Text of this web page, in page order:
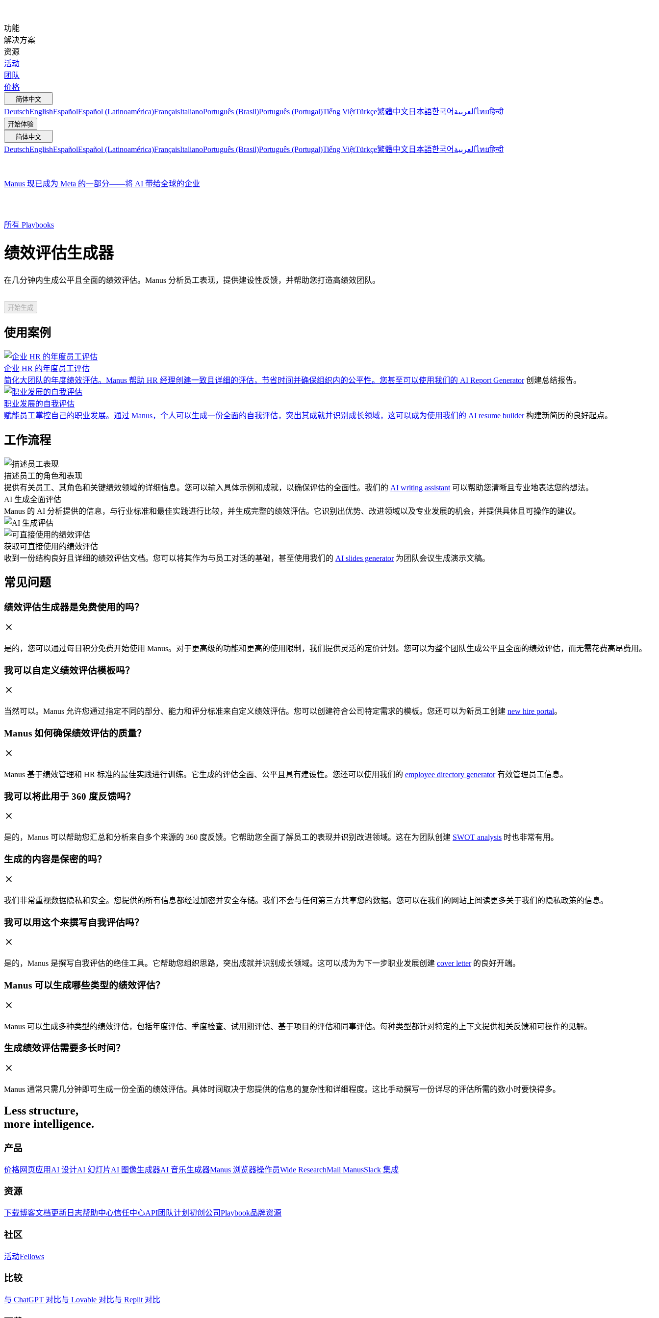
功能
解决方案
资源
活动
团队
价格
简体中文
DeutschEnglishEspañolEspañol (Latinoamérica)FrançaisItalianoPortuguês (Brasil)Português (Portugal)Tiếng ViệtTürkçe繁體中文 日本語한국어 العربيةไทยहिन्दी
开始体验
简体中文
DeutschEnglishEspañolEspañol (Latinoamérica)FrançaisItalianoPortuguês (Brasil)Português (Portugal)Tiếng ViệtTürkçe繁體中文 日本語한국어 العربيةไทยहिन्दी
Manus 现已成为 Meta 的一部分——将 AI 带给全球的企业
所有 Playbooks
绩效评估生成器
在几分钟内生成公平且全面的绩效评估。Manus 分析员工表现，提供建设性反馈，并帮助您打造高绩效团队。
开始生成
使用案例
企业 HR 的年度员工评估
简化大团队的年度绩效评估。Manus 帮助 HR 经理创建一致且详细的评估，节省时间并确保组织内的公平性。您甚至可以使用我们的 AI Report Generator创建总结报告。
职业发展的自我评估
赋能员工掌控自己的职业发展。通过 Manus，个人可以生成一份全面的自我评估，突出其成就并识别成长领域，这可以成为使用我们的 AI resume builder构建新简历的良好起点。
工作流程
描述员工的角色和表现
提供有关员工、其角色和关键绩效领域的详细信息。您可以输入具体示例和成就，以确保评估的全面性。我们的 AI writing assistant 可以帮助您清晰且专业地表达您的想法。
AI 生成全面评估
Manus 的 AI 分析提供的信息，与行业标准和最佳实践进行比较，并生成完整的绩效评估。它识别出优势、改进领域以及专业发展的机会，并提供具体且可操作的建议。
获取可直接使用的绩效评估
收到一份结构良好且详细的绩效评估文档。您可以将其作为与员工对话的基础，甚至使用我们的 AI slides generator为团队会议生成演示文稿。
常见问题
绩效评估生成器是免费使用的吗？
是的，您可以通过每日积分免费开始使用 Manus。对于更高级的功能和更高的使用限制，我们提供灵活的定价计划。您可以为整个团队生成公平且全面的绩效评估，而无需花费高昂费用。
我可以自定义绩效评估模板吗？
当然可以。Manus 允许您通过指定不同的部分、能力和评分标准来自定义绩效评估。您可以创建符合公司特定需求的模板。您还可以为新员工创建 new hire portal。
Manus 如何确保绩效评估的质量？
Manus 基于绩效管理和 HR 标准的最佳实践进行训练。它生成的评估全面、公平且具有建设性。您还可以使用我们的 employee directory generator有效管理员工信息。
我可以将此用于 360 度反馈吗？
是的，Manus 可以帮助您汇总和分析来自多个来源的 360 度反馈。它帮助您全面了解员工的表现并识别改进领域。这在为团队创建 SWOT analysis 时也非常有用。
生成的内容是保密的吗？
我们非常重视数据隐私和安全。您提供的所有信息都经过加密并安全存储。我们不会与任何第三方共享您的数据。您可以在我们的网站上阅读更多关于我们的隐私政策的信息。
我可以用这个来撰写自我评估吗？
是的，Manus 是撰写自我评估的绝佳工具。它帮助您组织思路，突出成就并识别成长领域。这可以成为为下一步职业发展创建 cover letter的良好开端。
Manus 可以生成哪些类型的绩效评估？
Manus 可以生成多种类型的绩效评估，包括年度评估、季度检查、试用期评估、基于项目的评估和同事评估。每种类型都针对特定的上下文提供相关反馈和可操作的见解。
生成绩效评估需要多长时间？
Manus 通常只需几分钟即可生成一份全面的绩效评估。具体时间取决于您提供的信息的复杂性和详细程度。这比手动撰写一份详尽的评估所需的数小时要快得多。
Less structure,
more intelligence.
产品
价格网页应用 AI 设计AI 幻灯片AI 图像生成器AI 音乐生成器Manus 浏览器操作员Wide ResearchMail ManusSlack 集成
资源
下载博客文档更新日志帮助中心信任中心API团队计划 初创公司Playbook品牌资源
社区
活动Fellows
比较
与 ChatGPT 对比与 Lovable 对比与 Replit 对比